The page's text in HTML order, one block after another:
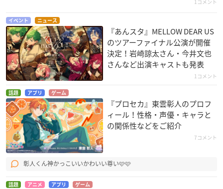
1コメント
イベント ニュース
『あんスタ』MELLOW DEAR US
のツアーファイナル公演が開催
決定！岩崎諒太さん・今井文也
さんなど出演キャストも発表
1コメント
話題 アプリ ゲーム
『プロセカ』東雲彰人のプロフ
ィール！性格・声優・キャラと
の関係性などをご紹介
7コメント
彰人くん神かっこいいかわいい尊い🩷🩷
話題 アニメ アプリ ゲーム